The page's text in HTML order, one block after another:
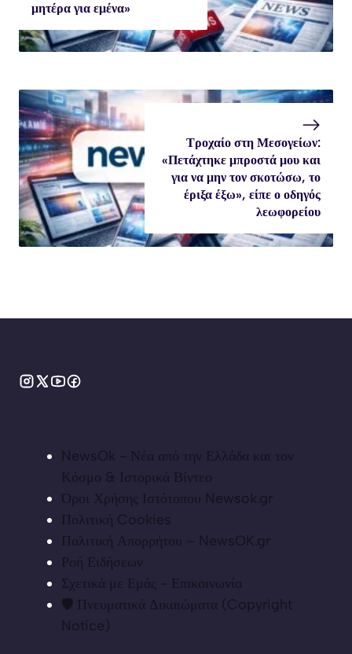
μητέρα για εμένα»
Τροχαίο στη Μεσογείων:
«Πετάχτηκε μπροστά μου και
για να μην τον σκοτώσω, το
έριξα έξω», είπε ο οδηγός
λεωφορείου
NewsOk - Νέα από την Ελλάδα και τον
Κόσμο & Ιστορικά Βίντεο
Όροι Χρήσης Ιστότοπου Newsok.gr
Πολιτική Cookies
Πολιτική Απορρήτου – NewsOK.gr
Ροή Ειδήσεων
Σχετικά με Εμάς - Επικοινωνία
🛡️ Πνευματικά Δικαιώματα (Copyright
Notice)